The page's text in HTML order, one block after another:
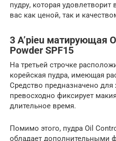
пудру, которая
вас как ценой, так и
3 A’pieu матирующая
Powder SPF15
На третьей строчке
корейская пудра, имеющая
Средство предназначено
превосходно фиксирует
длительное время.
Помимо этого, пудра Oil
обладает дополнительными